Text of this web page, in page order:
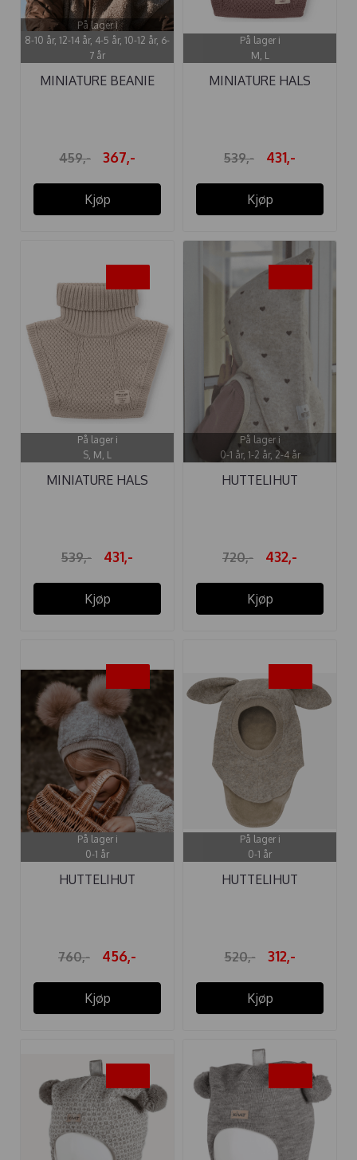
På lager i
8-10 år, 12-14 år, 4-5 år, 10-12 år, 6-
7 år
MINIATURE BEANIE
459,- 367,-
Kjøp
På lager i
M, L
MINIATURE HALS
539,- 431,-
Kjøp
På lager i
S, M, L
MINIATURE HALS
539,- 431,-
Kjøp
På lager i
0-1 år, 1-2 år, 2-4 år
HUTTELIHUT
720,- 432,-
Kjøp
På lager i
0-1 år
HUTTELIHUT
760,- 456,-
Kjøp
På lager i
0-1 år
HUTTELIHUT
520,- 312,-
Kjøp